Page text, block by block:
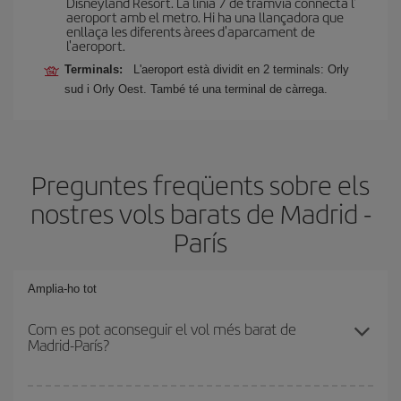
aeroport amb el metro. Hi ha una llançadora que
enllaça les diferents àrees d'aparcament de
l'aeroport.
Terminals:
L'aeroport està dividit en 2 terminals: Orly
sud i Orly Oest. També té una terminal de càrrega.
Preguntes freqüents sobre els
nostres vols barats de Madrid -
París
Amplia-ho tot
Com es pot aconseguir el vol més barat de
Madrid-París?